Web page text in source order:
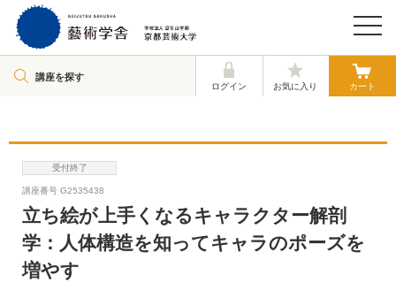
講座を探す
ログイン お気に入り カート
受付終了
講座番号 G2535438
立ち絵が上手くなるキャラクター解剖
学：人体構造を知ってキャラのポーズを
増やす